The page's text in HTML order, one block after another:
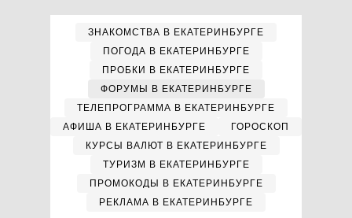
ЗНАКОМСТВА В ЕКАТЕРИНБУРГЕ
ПОГОДА В ЕКАТЕРИНБУРГЕ
ПРОБКИ В ЕКАТЕРИНБУРГЕ
ФОРУМЫ В ЕКАТЕРИНБУРГЕ
ТЕЛЕПРОГРАММА В ЕКАТЕРИНБУРГЕ
АФИША В ЕКАТЕРИНБУРГЕ
ГОРОСКОП
КУРСЫ ВАЛЮТ В ЕКАТЕРИНБУРГЕ
ТУРИЗМ В ЕКАТЕРИНБУРГЕ
ПРОМОКОДЫ В ЕКАТЕРИНБУРГЕ
РЕКЛАМА В ЕКАТЕРИНБУРГЕ